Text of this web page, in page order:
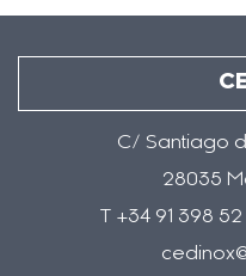
C/ Santiago
28035
T +34 91 398